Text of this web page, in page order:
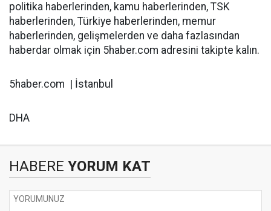
politika haberlerinden, kamu haberlerinden, TSK
haberlerinden, Türkiye haberlerinden, memur
haberlerinden, gelişmelerden ve daha fazlasından
haberdar olmak için 5haber.com adresini takipte kalın.
5haber.com | İstanbul
DHA
HABERE YORUM KAT